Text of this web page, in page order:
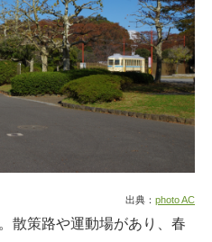
出典：photo AC
散策路や運動場があり、春